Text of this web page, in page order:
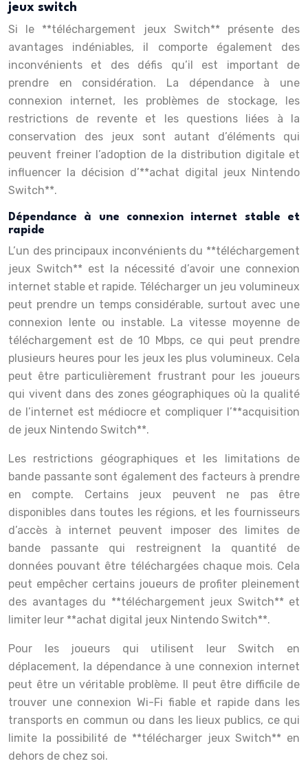
jeux switch
Si le **téléchargement jeux Switch** présente des
avantages indéniables, il comporte également des
inconvénients et des défis qu’il est important de
prendre en considération. La dépendance à une
connexion internet, les problèmes de stockage, les
restrictions de revente et les questions liées à la
conservation des jeux sont autant d’éléments qui
peuvent freiner l’adoption de la distribution digitale et
influencer la décision d’**achat digital jeux Nintendo
Switch**.
Dépendance à une connexion internet stable et
rapide
L’un des principaux inconvénients du **téléchargement
jeux Switch** est la nécessité d’avoir une connexion
internet stable et rapide. Télécharger un jeu volumineux
peut prendre un temps considérable, surtout avec une
connexion lente ou instable. La vitesse moyenne de
téléchargement est de 10 Mbps, ce qui peut prendre
plusieurs heures pour les jeux les plus volumineux. Cela
peut être particulièrement frustrant pour les joueurs
qui vivent dans des zones géographiques où la qualité
de l’internet est médiocre et compliquer l’**acquisition
de jeux Nintendo Switch**.
Les restrictions géographiques et les limitations de
bande passante sont également des facteurs à prendre
en compte. Certains jeux peuvent ne pas être
disponibles dans toutes les régions, et les fournisseurs
d’accès à internet peuvent imposer des limites de
bande passante qui restreignent la quantité de
données pouvant être téléchargées chaque mois. Cela
peut empêcher certains joueurs de profiter pleinement
des avantages du **téléchargement jeux Switch** et
limiter leur **achat digital jeux Nintendo Switch**.
Pour les joueurs qui utilisent leur Switch en
déplacement, la dépendance à une connexion internet
peut être un véritable problème. Il peut être difficile de
trouver une connexion Wi-Fi fiable et rapide dans les
transports en commun ou dans les lieux publics, ce qui
limite la possibilité de **télécharger jeux Switch** en
dehors de chez soi.